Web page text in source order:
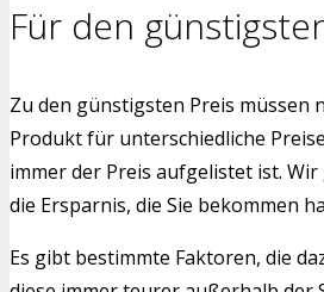
Für den
Zu den günstigsten Preis müssen
Produkt für unterschiedliche
immer der Preis aufgelistet ist.
die Ersparnis, die Sie bekommen
Es gibt bestimmte Faktoren, die